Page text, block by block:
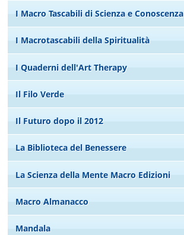
I Macro Tascabili di Scienza e Conoscenza
I Macrotascabili della Spiritualità
I Quaderni dell'Art Therapy
Il Filo Verde
Il Futuro dopo il 2012
La Biblioteca del Benessere
La Scienza della Mente Macro Edizioni
Macro Almanacco
Mandala